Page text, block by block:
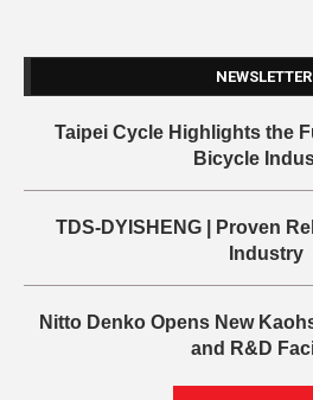
Taipei Cycle Highlights the
Bicycle
TDS-DYISHENG | Proven
Industry
Nitto Denko Opens New
and R&D